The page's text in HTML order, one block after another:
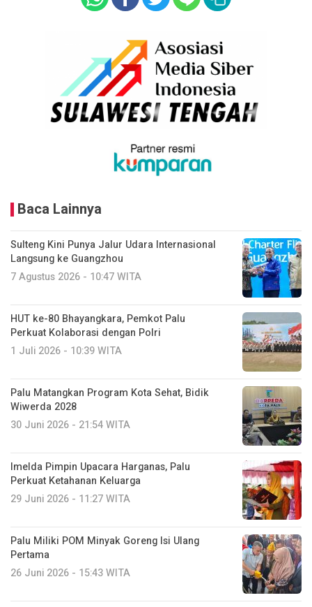
Baca Lainnya
Sulteng Kini Punya Jalur Udara Internasional
Langsung ke Guangzhou
7 Agustus 2026 - 10:47 WITA
HUT ke-80 Bhayangkara, Pemkot Palu
Perkuat Kolaborasi dengan Polri
1 Juli 2026 - 10:39 WITA
Palu Matangkan Program Kota Sehat, Bidik
Wiwerda 2028
30 Juni 2026 - 21:54 WITA
Imelda Pimpin Upacara Harganas, Palu
Perkuat Ketahanan Keluarga
29 Juni 2026 - 11:27 WITA
Palu Miliki POM Minyak Goreng Isi Ulang
Pertama
26 Juni 2026 - 15:43 WITA